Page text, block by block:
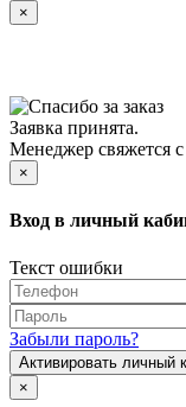
×
Заявка принята.
Менеджер свяжется
×
Вход в личный
Текст ошибки
Забыли пароль?
Активировать личный
×